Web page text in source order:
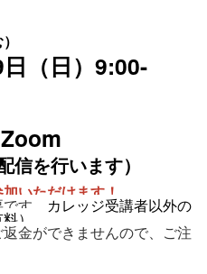
（日）9:00-
信を行います）
いただけます！
す。 カレッジ受講者以外の
）。
金ができませんので、ご注